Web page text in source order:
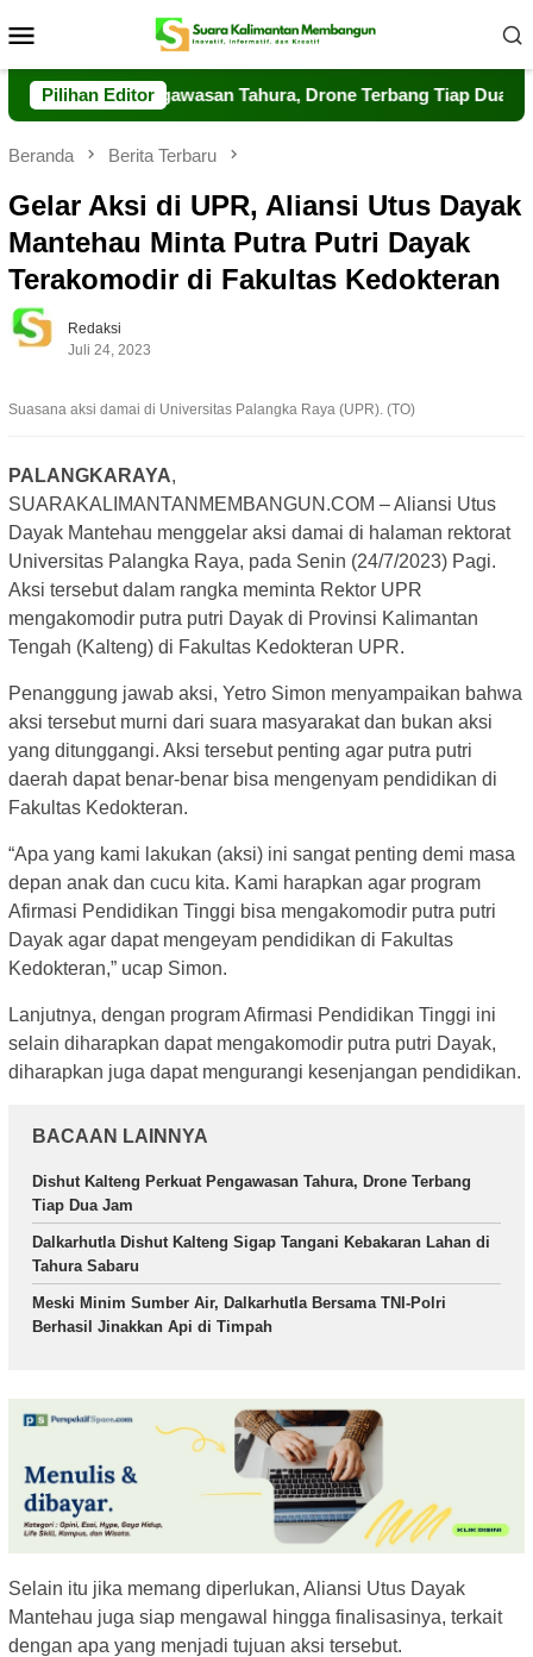
ke
Mobile
Pilihan Editor
Pengawasan Tahura, Drone Terbang Tiap Dua Jam
Beranda Berita Terbaru
Gelar Aksi di UPR, Aliansi Utus Dayak
Mantehau Minta Putra Putri Dayak
Terakomodir di Fakultas Kedokteran
Redaksi
Juli 24, 2023
Suasana aksi damai di Universitas Palangka Raya (UPR). (TO)
PALANGKARAYA,
SUARAKALIMANTANMEMBANGUN.COM – Aliansi Utus
Dayak Mantehau menggelar aksi damai di halaman rektorat
Universitas Palangka Raya, pada Senin (24/7/2023) Pagi.
Aksi tersebut dalam rangka meminta Rektor UPR
mengakomodir putra putri Dayak di Provinsi Kalimantan
Tengah (Kalteng) di Fakultas Kedokteran UPR.
Penanggung jawab aksi, Yetro Simon menyampaikan bahwa
aksi tersebut murni dari suara masyarakat dan bukan aksi
yang ditunggangi. Aksi tersebut penting agar putra putri
daerah dapat benar-benar bisa mengenyam pendidikan di
Fakultas Kedokteran.
“Apa yang kami lakukan (aksi) ini sangat penting demi masa
depan anak dan cucu kita. Kami harapkan agar program
Afirmasi Pendidikan Tinggi bisa mengakomodir putra putri
Dayak agar dapat mengeyam pendidikan di Fakultas
Kedokteran,” ucap Simon.
Lanjutnya, dengan program Afirmasi Pendidikan Tinggi ini
selain diharapkan dapat mengakomodir putra putri Dayak,
diharapkan juga dapat mengurangi kesenjangan pendidikan.
BACAAN LAINNYA
Dishut Kalteng Perkuat Pengawasan Tahura, Drone Terbang
Tiap Dua Jam
Dalkarhutla Dishut Kalteng Sigap Tangani Kebakaran Lahan di
Tahura Sabaru
Meski Minim Sumber Air, Dalkarhutla Bersama TNI-Polri
Berhasil Jinakkan Api di Timpah
Selain itu jika memang diperlukan, Aliansi Utus Dayak
Mantehau juga siap mengawal hingga finalisasinya, terkait
dengan apa yang menjadi tujuan aksi tersebut.